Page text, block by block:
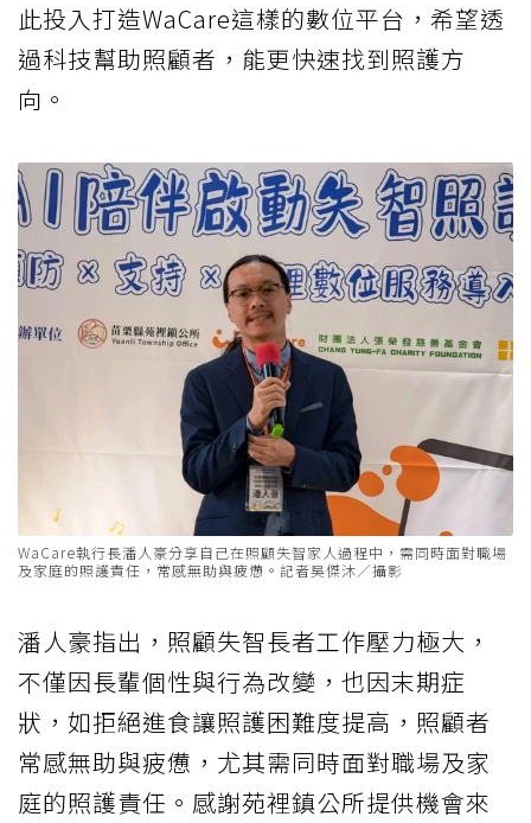
此投入打造WaCare這樣的數位平台，希望透
過科技幫助照顧者，能更快速找到照護方
向。
WaCare執行長潘人豪分享自己在照顧失智家人過程中，需同時面對職場
及家庭的照護責任，常感無助與疲憊。記者吳傑沐／攝影
潘人豪指出，照顧失智長者工作壓力極大，
不僅因長輩個性與行為改變，也因末期症
狀，如拒絕進食讓照護困難度提高，照顧者
常感無助與疲憊，尤其需同時面對職場及家
庭的照護責任。感謝苑裡鎮公所提供機會來